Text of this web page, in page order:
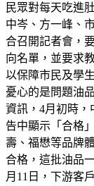
民眾對每天吃進
中岑、方一峰、
合召開記者會，
向名單，並要求
以保障市民及學
憂心的是問題油
資訊，4月初時，
告中顯示「合格
壽、福懋等品牌
合格，這批油品
月11日，下游客